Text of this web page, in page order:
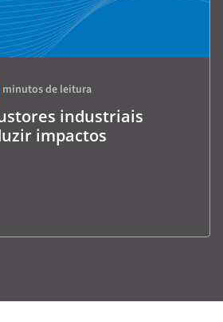
minutos de leitura
industriais
impactos